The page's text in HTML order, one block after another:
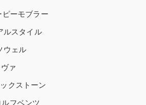
ピーモブラー
ルスタイル
ウェル
ヴァ
ックストーン
ルフベンツ